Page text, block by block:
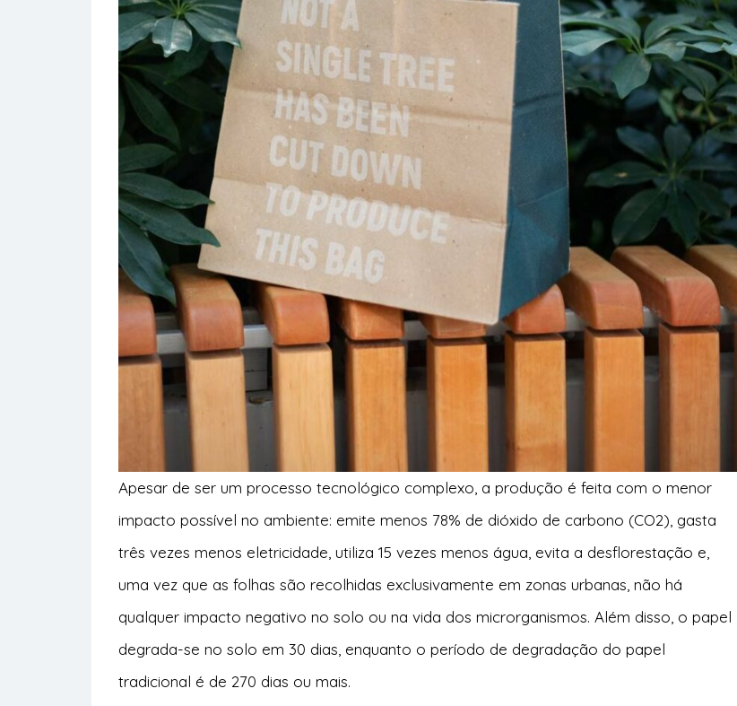
Apesar de ser um processo tecnológico complexo, a produção é feita com o menor
impacto possível no ambiente: emite menos 78% de dióxido de carbono (CO2), gasta
três vezes menos eletricidade, utiliza 15 vezes menos água, evita a desflorestação e,
uma vez que as folhas são recolhidas exclusivamente em zonas urbanas, não há
qualquer impacto negativo no solo ou na vida dos microrganismos. Além disso, o papel
degrada-se no solo em 30 dias, enquanto o período de degradação do papel
tradicional é de 270 dias ou mais.